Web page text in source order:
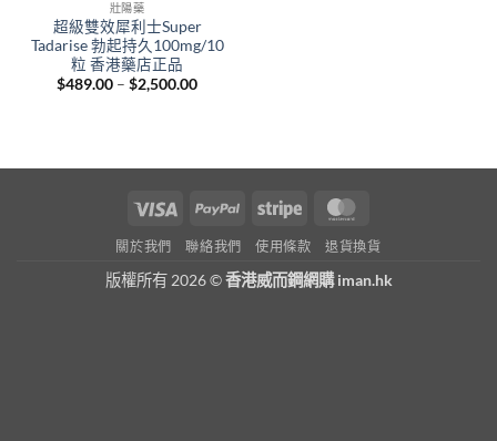
壯陽藥
超級雙效犀利士Super
Tadarise 勃起持久100mg/10
粒 香港藥店正品
$489.00 – $2,500.00Price
Visa PayPal Stripe
關於我們 聯絡我們 使用條款 退貨換貨
版權所有 2026 ©香港威而鋼網購 iman.hk